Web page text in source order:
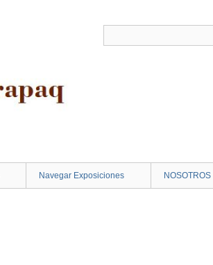
Navegar Exposiciones NOSOTROS